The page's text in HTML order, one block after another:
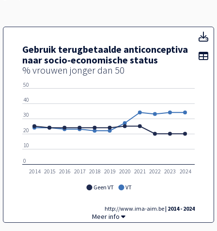
Gebruik terugbetaalde anticonceptiva
naar socio-economische status
% vrouwen jonger dan 50
Geen VT VT
2014 2015 2016 2017 2018 2019 2020 2021 2022 2023 2024
0
10
20
30
40
50
http://www.ima-aim.be| 2014 - 2024
Gebruik terugbetaalde anticonceptiva
Meer info